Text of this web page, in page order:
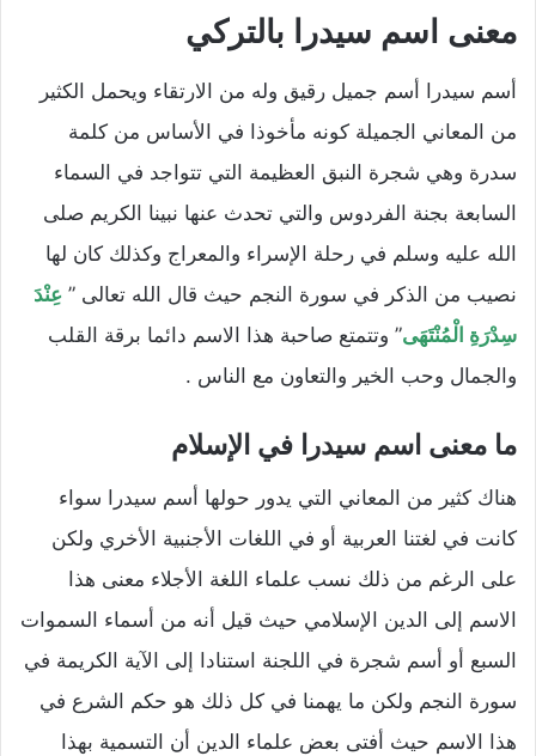
معنى اسم سيدرا بالتركي
أسم سيدرا أسم جميل رقيق وله من الارتقاء ويحمل الكثير
من المعاني الجميلة كونه مأخوذا في الأساس من كلمة
سدرة وهي شجرة النبق العظيمة التي تتواجد في السماء
السابعة بجنة الفردوس والتي تحدث عنها نبينا الكريم صلى
الله عليه وسلم في رحلة الإسراء والمعراج وكذلك كان لها
نصيب من الذكر في سورة النجم حيث قال الله تعالى ” عِنْدَ
سِدْرَةِ الْمُنْتَهَى” وتتمتع صاحبة هذا الاسم دائما برقة القلب
والجمال وحب الخير والتعاون مع الناس .
ما معنى اسم سيدرا في الإسلام
هناك كثير من المعاني التي يدور حولها أسم سيدرا سواء
كانت في لغتنا العربية أو في اللغات الأجنبية الأخري ولكن
على الرغم من ذلك نسب علماء اللغة الأجلاء معنى هذا
الاسم إلى الدين الإسلامي حيث قيل أنه من أسماء السموات
السبع أو أسم شجرة في اللجنة استنادا إلى الآية الكريمة في
سورة النجم ولكن ما يهمنا في كل ذلك هو حكم الشرع في
هذا الاسم حيث أفتى بعض علماء الدين أن التسمية بهذا